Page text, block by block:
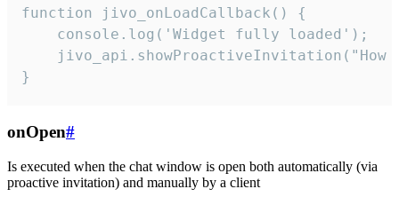
function jivo_onLoadCallback() {
    console.log('Widget fully loaded');
jivo_api.showProactiveInvitation("How
}
onOpen#
Is executed when the chat window is open both automatically (via
proactive invitation) and manually by a client